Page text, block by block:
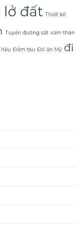
lở đất Thiết kế
Tuyến đường sắt xăm thân
Đắm tàu Đồ ăn Mỹ đi